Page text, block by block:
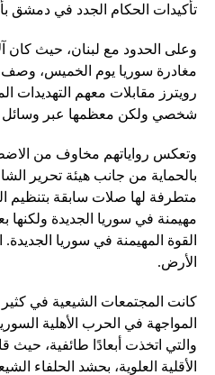
تأكيدات الحكام الجدد في دمشق
وعلى الحدود مع لبنان، حيث كان
رويترز مقابلات معهم التهديدات
شخصي ولكن معظمها عبر وسائل
وتعكس رواياتهم مخاوف من
بالحماية من جانب هيئة تحرير
متطرفة لها صلات سابقة بتنظيم
مهيمنة في سوريا الجديدة ولكنها
القوة المهيمنة في سوريا
الأرض.
كانت المجتمعات الشيعية في
والتي اتخذت أبعادًا طائفية، حيث
الأقلية العلوية، بحشد الحلفاء